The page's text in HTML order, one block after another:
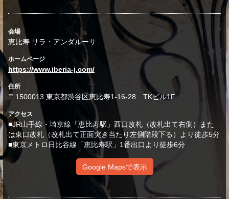
会場
恵比寿 サラ・アンダルーサ
ホームページ
https://www.iberia-j.com/
住所
〒1500013 東京都渋谷区恵比寿1-16-28 TKビル1F
アクセス
■JR山手線・埼京線「恵比寿駅」西口改札（改札出て右側）また
は東口改札（改札出て正面突き当たり左側階段下る）より徒歩5分
■東京メトロ日比谷線「恵比寿駅」1番出口より徒歩6分
Google Mapsで表示